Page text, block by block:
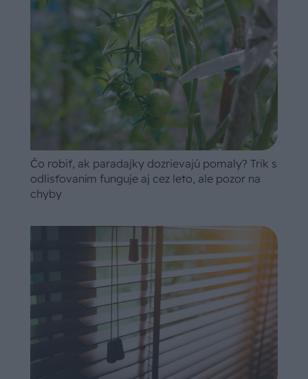
Čo robiť, ak paradajky dozrievajú pomaly? Trik s
odlisťovaním funguje aj cez leto, ale pozor na
chyby